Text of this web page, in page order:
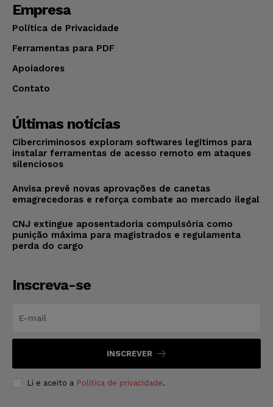
Empresa
Política de Privacidade
Ferramentas para PDF
Apoiadores
Contato
Últimas notícias
Cibercriminosos exploram softwares legítimos para
instalar ferramentas de acesso remoto em ataques
silenciosos
Anvisa prevê novas aprovações de canetas
emagrecedoras e reforça combate ao mercado ilegal
CNJ extingue aposentadoria compulsória como
punição máxima para magistrados e regulamenta
perda do cargo
Inscreva-se
INSCREVER
Li e aceito a Política de privacidade.